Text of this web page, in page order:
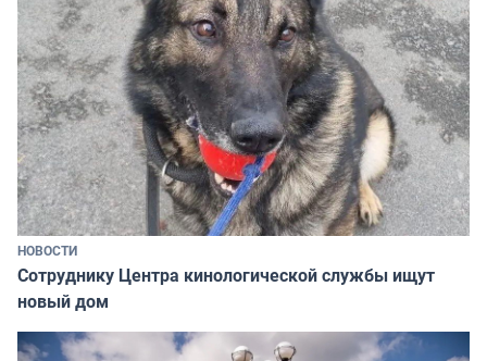
НОВОСТИ
Сотруднику Центра кинологической службы ищут
новый дом